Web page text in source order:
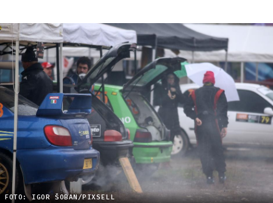
FOTO: IGOR ŠOBAN/PIXSELL